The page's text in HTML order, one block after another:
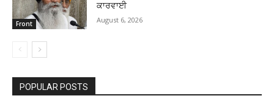
Front
ਕਾਰਵਾਈ
August 6, 2026
POPULAR POSTS